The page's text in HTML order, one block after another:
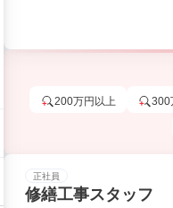
200万円以上 300
正社員
修繕工事スタッフ